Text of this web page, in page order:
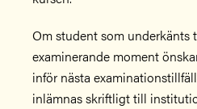
Om student som underkänts
examinerande moment
inför nästa
inlämnas skriftligt till